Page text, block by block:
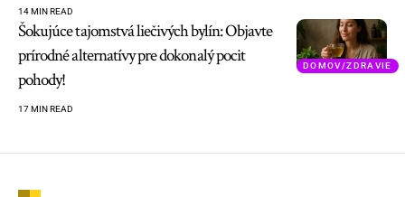
14 MIN READ
DOMOV/ZDRAVIE
Šokujúce tajomstvá liečivých bylín: Objavte
prírodné alternatívy pre dokonalý pocit
pohody!
17 MIN READ